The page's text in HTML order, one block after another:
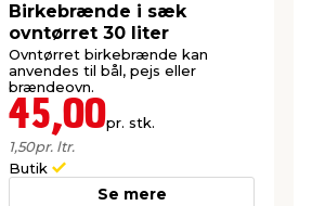
Birkebrænde i sæk
ovntørret 30 liter
Ovntørret birkebrænde kan
anvendes til bål, pejs eller
brændeovn.
45,00pr. stk.
1,50pr. ltr.
Butik
Se mere